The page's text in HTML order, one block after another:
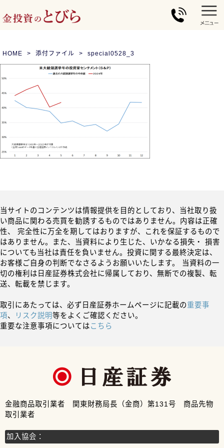
HOME 添付ファイル special0528_3
当サイトのコンテンツは情報提供を目的としており、当社取り扱
い商品に関わる売買を勧誘するものではありません。内容は正確
性、 完全性に万全を期してはおりますが、これを保証するもので
はありません。また、当資料により生じた、いかなる損失・ 損害
についても当社は責任を負いません。投資に関する最終決定は、
お客様ご自身の判断でなさるようお願いいたします。 当資料の一
切の権利は日産証券株式会社に帰属しており、無断での複製、転
送、転載を禁じます。
取引にあたっては、必ず日産証券ホームページに記載の重要事
項、 リスク説明等をよくご確認ください。
重要な注意事項についてはこちら
金融商品取引業者 関東財務局長（金商）第131号 商品先物
取引業者
加入協会：